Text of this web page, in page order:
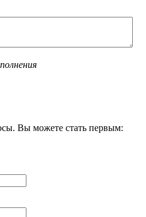
Вы можете стать первым: